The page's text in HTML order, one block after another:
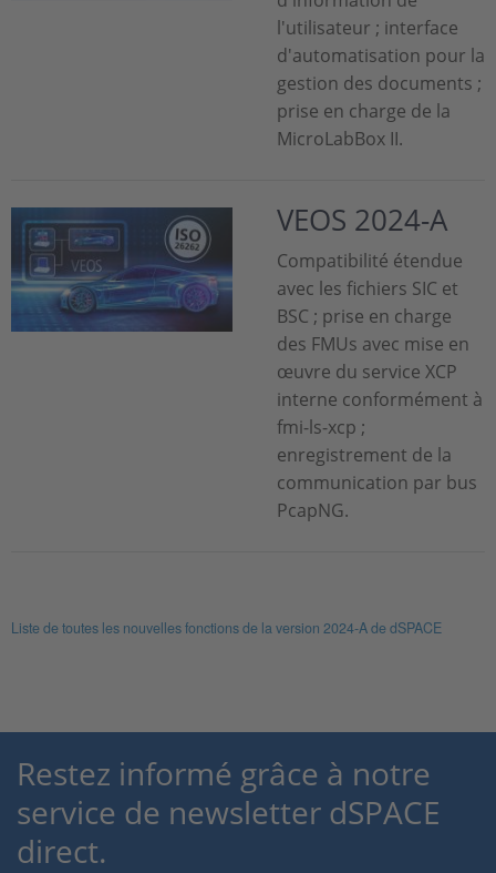
l'utilisateur ; interface
d'automatisation pour la
gestion des documents ;
prise en charge de la
MicroLabBox II.
VEOS 2024-A
Compatibilité étendue
avec les fichiers SIC et
BSC ; prise en charge
des FMUs avec mise en
œuvre du service XCP
interne conformément à
fmi-ls-xcp ;
enregistrement de la
communication par bus
PcapNG.
Liste de toutes les nouvelles fonctions de la version 2024-A de dSPACE
Restez informé grâce à notre
service de newsletter dSPACE
direct.